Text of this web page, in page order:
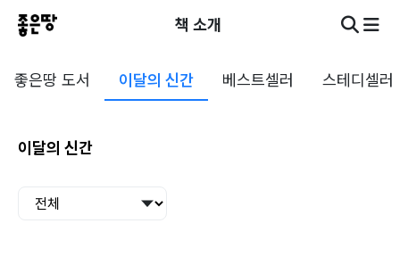
책 소개
좋은땅 도서 이달의 신간 베스트셀러 스테디셀러
이달의 신간